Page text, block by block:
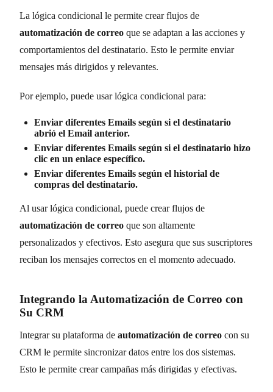
La lógica condicional le permite crear flujos de
automatización de correo que se adaptan a las acciones y
comportamientos del destinatario. Esto le permite enviar
mensajes más dirigidos y relevantes.
Por ejemplo, puede usar lógica condicional para:
Enviar diferentes Emails según si el destinatario
abrió el Email anterior.
Enviar diferentes Emails según si el destinatario hizo
clic en un enlace específico.
Enviar diferentes Emails según el historial de
compras del destinatario.
Al usar lógica condicional, puede crear flujos de
automatización de correo que son altamente
personalizados y efectivos. Esto asegura que sus suscriptores
reciban los mensajes correctos en el momento adecuado.
Integrando la Automatización de Correo con
Su CRM
Integrar su plataforma de automatización de correo con su
CRM le permite sincronizar datos entre los dos sistemas.
Esto le permite crear campañas más dirigidas y efectivas.